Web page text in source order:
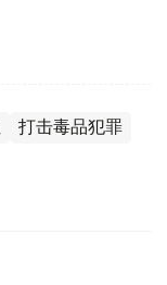
打击毒品犯罪